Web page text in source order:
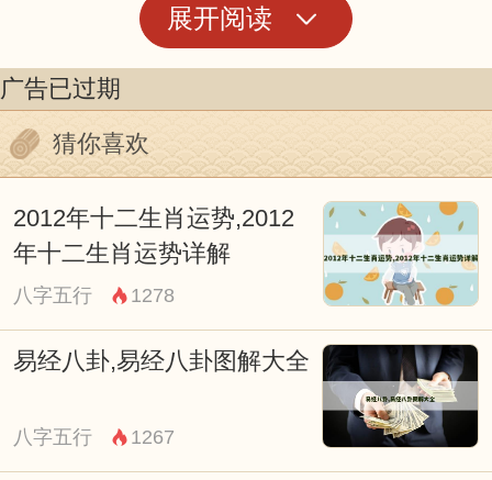
导出六十四重变化图谱，这种数学美感与哲
天文历法、医学养生、建筑规划等领域的密
钥，至今仍在量子力学等领域引发跨时空对
话。
文化基因渗血脉
展开阅读
广告已过期
猜你喜欢
2012年十二生肖运势,2012
年十二生肖运势详解
八字五行 1278
易经八卦,易经八卦图解大全
八字五行 1267